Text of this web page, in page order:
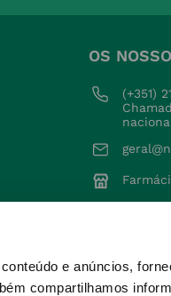
e anúncios,
compartilhamos
OS
(+351)